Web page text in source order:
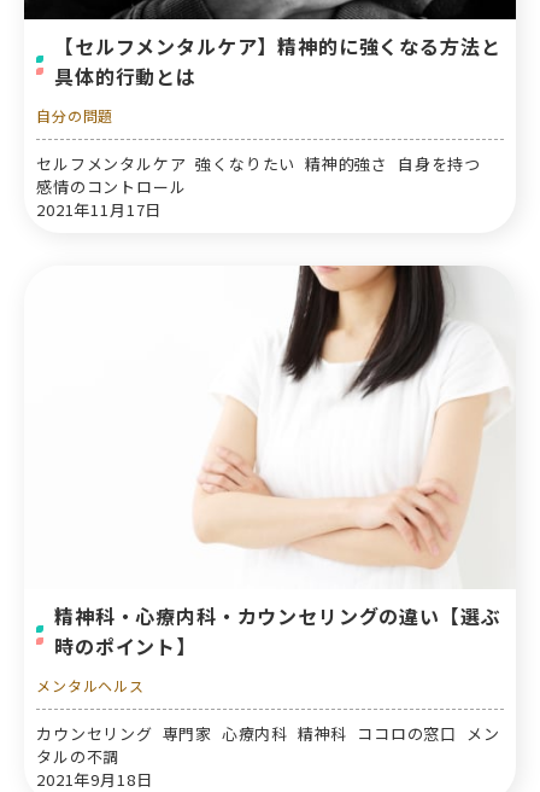
【セルフメンタルケア】精神的に強くなる方法と
具体的行動とは
自分の問題
セルフメンタルケア 強くなりたい 精神的強さ 自身を持つ
感情のコントロール
2021年11月17日
精神科・心療内科・カウンセリングの違い【選ぶ
時のポイント】
メンタルヘルス
カウンセリング 専門家 心療内科 精神科 ココロの窓口 メン
タルの不調
2021年9月18日